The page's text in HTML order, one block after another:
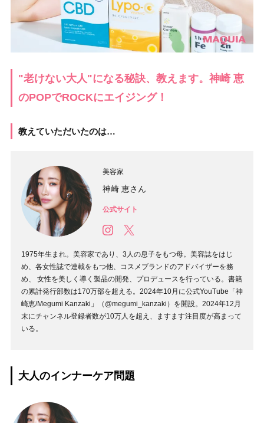
"老けない大人"になる秘訣、教えます。神崎 恵
のPOPでROCKにエイジング！
教えていただいたのは…
美容家
神崎 恵さん
公式サイト
1975年生まれ。美容家であり、3人の息子をもつ母。美容誌をはじ
め、各女性誌で連載をもつ他、コスメブランドのアドバイザーを務
め、 女性を美しく導く製品の開発、プロデュースを行っている。書籍
の累計発行部数は170万部を超える。2024年10月に公式YouTube「神
崎恵/Megumi Kanzaki」（@megumi_kanzaki）を開設。2024年12月
末にチャンネル登録者数が10万人を超え、ますます注目度が高まって
いる。
大人のインナーケア問題